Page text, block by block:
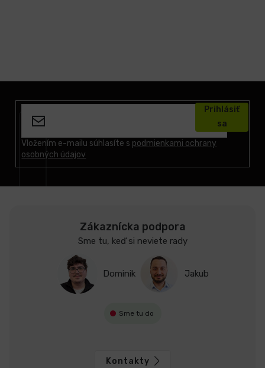
Vložením e-mailu súhlasíte s podmienkami ochrany
osobných údajov
Prihlásiť
sa
Zákaznícka podpora
Sme tu, keď si neviete rady
Dominik Jakub
Sme tu do
Kontakty